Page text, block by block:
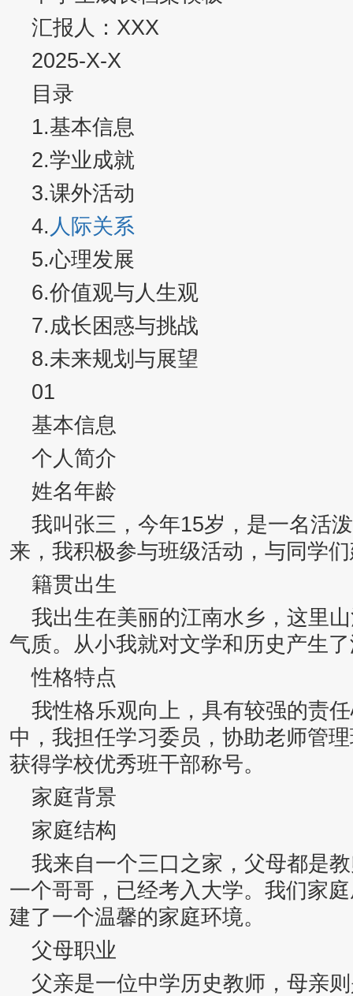
汇报人：XXX
2025-X-X
目录
1.基本信息
2.学业成就
3.课外活动
4. 人际关系
5.心理发展
6.价值观与人生观
7.成长困惑与挑战
8.未来规划与展望
01
基本信息
个人简介
姓名年龄
我叫张三，今年15岁，是一名活
来，我积极参与班级活动，与同学
籍贯出生
我出生在美丽的江南水乡，这里
气质。从小我就对文学和历史产生
性格特点
我性格乐观向上，具有较强的责
中，我担任学习委员，协助老师管
获得学校优秀班干部称号。
家庭背景
家庭结构
我来自一个三口之家，父母都是
一个哥哥，已经考入大学。我们家
建了一个温馨的家庭环境。
父母职业
父亲是一位中学历史教师，母亲